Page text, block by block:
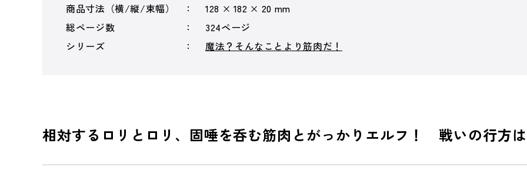
商品寸法（横/縦/束幅）
128 × 182 × 20 mm
総ページ数
324ページ
シリーズ
魔法？そんなことより筋肉だ！
相対するロリとロリ、固唾を呑む筋肉とがっかりエルフ！ 戦いの行方